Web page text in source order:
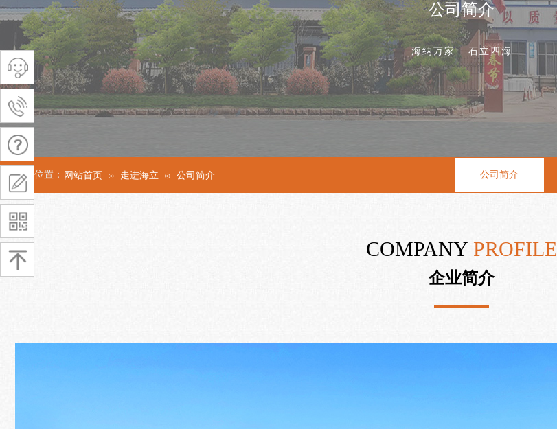
公司简介
海纳万家 · 石立四海
公司简介
当前位置： 网站首页 ⊙ 走进海立 ⊙ 公司简介
COMPANY PROFILE
企业简介